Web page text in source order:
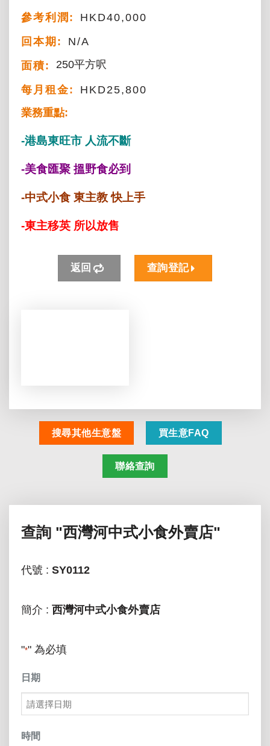
參考利潤:
HKD40,000
回本期:
N/A
面積:
250平方呎
每月租金:
HKD25,800
業務重點:
-港島東旺市 人流不斷
-美食匯聚 搵野食必到
-中式小食 東主教 快上手
-東主移英 所以放售
返回 查詢登記
搜尋其他生意盤 買生意FAQ
聯絡查詢
查詢 "西灣河中式小食外賣店"
代號 : SY0112
簡介 : 西灣河中式小食外賣店
"*" 為必填
日期
MM
slash
時間